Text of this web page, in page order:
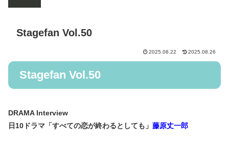
Stagefan Vol.50
2025.08.22 2025.08.26
Stagefan Vol.50
DRAMA Interview
日10ドラマ「すべての恋が終わるとしても」 藤原丈一郎